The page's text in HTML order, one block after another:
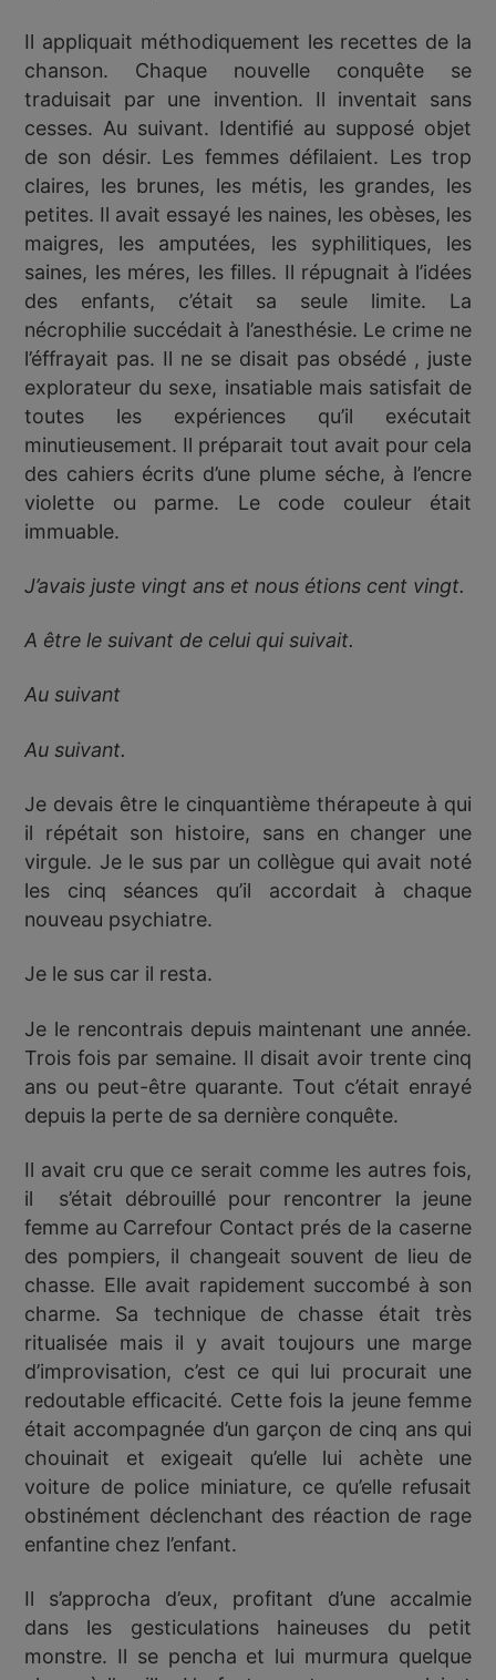
Il appliquait méthodiquement les recettes de la
chanson. Chaque nouvelle conquête se
traduisait par une invention. Il inventait sans
cesses. Au suivant. Identifié au supposé objet
de son désir. Les femmes défilaient. Les trop
claires, les brunes, les métis, les grandes, les
petites. Il avait essayé les naines, les obèses, les
maigres, les amputées, les syphilitiques, les
saines, les méres, les filles. Il répugnait à l’idées
des enfants, c’était sa seule limite. La
nécrophilie succédait à l’anesthésie. Le crime ne
l’éffrayait pas. Il ne se disait pas obsédé , juste
explorateur du sexe, insatiable mais satisfait de
toutes les expériences qu’il exécutait
minutieusement. Il préparait tout avait pour cela
des cahiers écrits d’une plume séche, à l’encre
violette ou parme. Le code couleur était
immuable.
J’avais juste vingt ans et nous étions cent vingt.
A être le suivant de celui qui suivait.
Au suivant
Au suivant.
Je devais être le cinquantième thérapeute à qui
il répétait son histoire, sans en changer une
virgule. Je le sus par un collègue qui avait noté
les cinq séances qu’il accordait à chaque
nouveau psychiatre.
Je le sus car il resta.
Je le rencontrais depuis maintenant une année.
Trois fois par semaine. Il disait avoir trente cinq
ans ou peut-être quarante. Tout c’était enrayé
depuis la perte de sa dernière conquête.
Il avait cru que ce serait comme les autres fois,
il s’était débrouillé pour rencontrer la jeune
femme au Carrefour Contact prés de la caserne
des pompiers, il changeait souvent de lieu de
chasse. Elle avait rapidement succombé à son
charme. Sa technique de chasse était très
ritualisée mais il y avait toujours une marge
d’improvisation, c’est ce qui lui procurait une
redoutable efficacité. Cette fois la jeune femme
était accompagnée d’un garçon de cinq ans qui
chouinait et exigeait qu’elle lui achète une
voiture de police miniature, ce qu’elle refusait
obstinément déclenchant des réaction de rage
enfantine chez l’enfant.
Il s’approcha d’eux, profitant d’une accalmie
dans les gesticulations haineuses du petit
monstre. Il se pencha et lui murmura quelque